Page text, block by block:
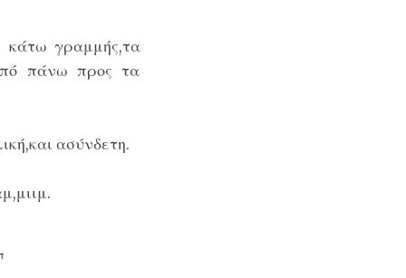
κάτω γραμμής,τα
πάνω προς τα
ασύνδετη.